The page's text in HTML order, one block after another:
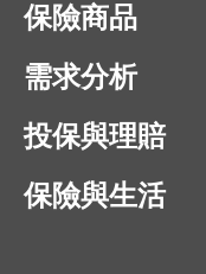
保險商品
需求分析
投保與理賠
保險與生活